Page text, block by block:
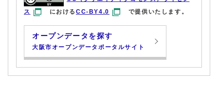
ス
におけるCC-BY4.0 で提供いたします。
オープンデータを探す
大阪市オープンデータポータルサイト